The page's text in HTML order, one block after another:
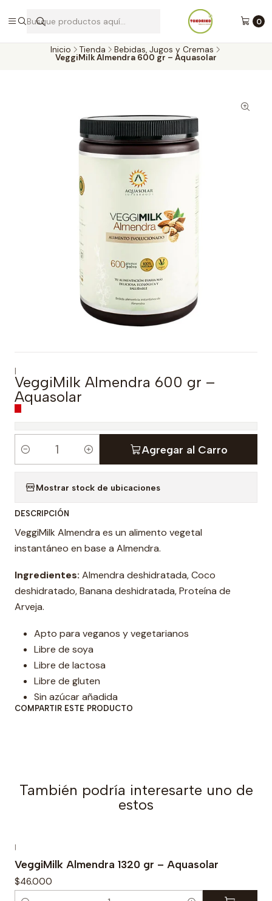
0
Envíos a todo Chile por Blue Express
Inicio Tienda Bebidas, Jugos y Cremas
VeggiMilk Almendra 600 gr – Aquasolar
|
VeggiMilk Almendra 600 gr –
Aquasolar
d
a
Agregar al Carro
Mostrar stock de ubicaciones
DESCRIPCIÓN
VeggiMilk Almendra es un alimento vegetal
instantáneo en base a Almendra.
Ingredientes: Almendra deshidratada, Coco
deshidratado, Banana deshidratada, Proteína de
Arveja.
Apto para veganos y vegetarianos
Libre de soya
Libre de lactosa
Libre de gluten
Sin azúcar añadida
COMPARTIR ESTE PRODUCTO
También podría interesarte uno de
estos
|
VeggiMilk Almendra 1320 gr – Aquasolar
$46.000